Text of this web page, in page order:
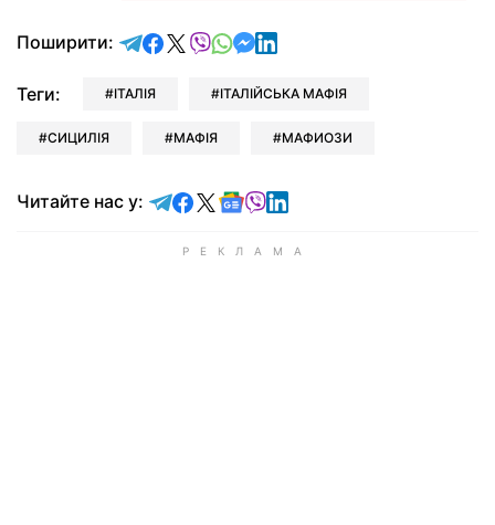
Поширити: відправити у Telegram
поділитись у Facebook
поділитись у X
відправити у Viber
відправити у Whatsapp
відправити у Messenger
відправити у LinkedIn
Теги: ІТАЛІЯ ІТАЛІЙСЬКА МАФІЯ
СИЦИЛІЯ МАФІЯ МАФИОЗИ
Читайте нас у: Читайте у Telegram
Читайте у Facebook
Читайте у X
Читайте у Google news
Читайте у Viber
Читайте у LinkedIn